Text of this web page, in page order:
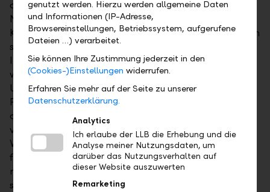
aufgrund starker Marktinterventionen durch die US-
Notenbank. Dies führte zu einer geringeren
Korrelation zwischen Aktien und Anleihen. Ausserdem
sanken die Realrenditen (Nominalrendite abzüglich
Inflation), wodurch Aktien und Anleihen profitierten,
weil dies zu niedrigeren Kapitalkosten für
Unternehmen und höheren Bewertungen für
Finanzanlagen führte. Zudem wurde die Zinspolitik
der Notenbanken immer vorhersehbarer und sorgte
vor allem für reichlich Liquidität bei gleichzeitigem
Versuch, Marktschwankungen einzudämmen. Dies
führte vor allem ab den 2010er Jahren zu einem
monetär gestützten Aktienmarkt und einer der
stärksten Bullenmärkte der Geschichte.
genutzt werden. Hierzu werden allgemeine Daten
und Informationen (IP-Adresse,
Browsereinstellungen, Betriebssystem, aufgerufene
Dateien …) verarbeitet.
Sie können Ihre Zustimmung jederzeit in den
(Cookies-)Einstellungen widerrufen.
Erfahren Sie mehr auf der Seite zu unserer
Datenschutzerklärung.
Analytics
Ich erlaube der LLB die Erhebung und die
Analyse meiner Nutzungsdaten, um
darüber das Nutzungsverhalten auf
dieser Website auszuwerten
Remarketing